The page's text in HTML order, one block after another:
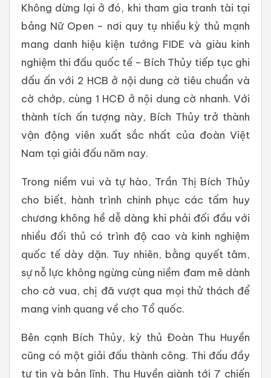
Không dừng lại ở đó, khi tham gia tranh tài tại
bảng Nữ Open – nơi quy tụ nhiều kỳ thủ mạnh
mang danh hiệu kiện tướng FIDE và giàu kinh
nghiệm thi đấu quốc tế – Bích Thủy tiếp tục ghi
dấu ấn với 2 HCB ở nội dung cờ tiêu chuẩn và
cờ chớp, cùng 1 HCĐ ở nội dung cờ nhanh. Với
thành tích ấn tượng này, Bích Thủy trở thành
vận động viên xuất sắc nhất của đoàn Việt
Nam tại giải đấu năm nay.
Trong niềm vui và tự hào, Trần Thị Bích Thủy
cho biết, hành trình chinh phục các tấm huy
chương không hề dễ dàng khi phải đối đầu với
nhiều đối thủ có trình độ cao và kinh nghiệm
quốc tế dày dặn. Tuy nhiên, bằng quyết tâm,
sự nỗ lực không ngừng cùng niềm đam mê dành
cho cờ vua, chị đã vượt qua mọi thử thách để
mang vinh quang về cho Tổ quốc.
Bên cạnh Bích Thủy, kỳ thủ Đoàn Thu Huyền
cũng có một giải đấu thành công. Thi đấu đầy
tự tin và bản lĩnh, Thu Huyền giành tới 7 chiến